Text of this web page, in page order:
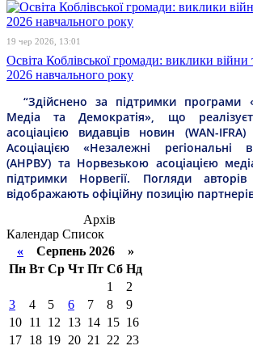
19 чер 2026, 13:01
Освіта Коблівської громади: виклики війни
2026 навчального року
“Здійснено за підтримки програми
Медіа та Демократія», що
асоціацією видавців новин (WAN-
Асоціацією «Незалежні регіональні
(АНРВУ) та Норвезькою асоціацією
підтримки Норвегії. Погляди
відображають офіційну позицію
Архів
Календар Список
« Серпень 2026 »
Пн Вт Ср Чт Пт Сб Нд
1
2
3
4 5 6 7 8
9
10 11 12 13 14 15 16
17 18 19 20 21 22 23